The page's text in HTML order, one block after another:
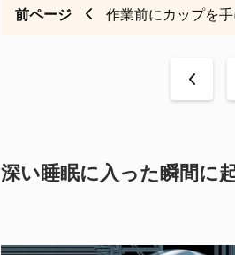
前ページ 作業前にカップを
<
深い睡眠に入った瞬間に